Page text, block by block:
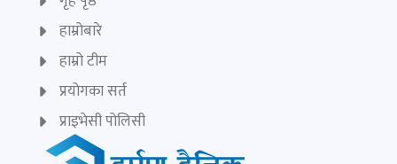
हाम्रोबारे
हाम्रो टीम
प्रयोगका सर्त
प्राइभेसी पोलिसी